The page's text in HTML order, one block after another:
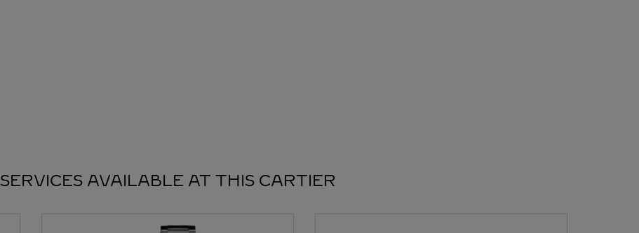
SERVICES AVAILABLE AT THIS CARTIER